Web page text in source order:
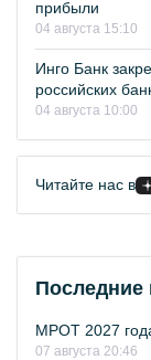
прибыли
04 августа 15:10
Инго Банк
российских
04 августа 10:00
Читайте нас в
Последние
МРОТ 2027
07 августа 20:46